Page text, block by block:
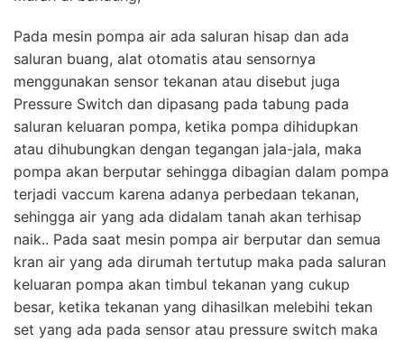
Pada mesin pompa air ada saluran hisap dan ada
saluran buang, alat otomatis atau sensornya
menggunakan sensor tekanan atau disebut juga
Pressure Switch dan dipasang pada tabung pada
saluran keluaran pompa, ketika pompa dihidupkan
atau dihubungkan dengan tegangan jala-jala, maka
pompa akan berputar sehingga dibagian dalam pompa
terjadi vaccum karena adanya perbedaan tekanan,
sehingga air yang ada didalam tanah akan terhisap
naik.. Pada saat mesin pompa air berputar dan semua
kran air yang ada dirumah tertutup maka pada saluran
keluaran pompa akan timbul tekanan yang cukup
besar, ketika tekanan yang dihasilkan melebihi tekan
set yang ada pada sensor atau pressure switch maka